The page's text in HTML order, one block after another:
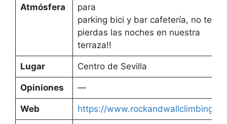
Atmósfera
para
parking bici y bar cafetería, no te
pierdas las noches en nuestra
terraza!!
Lugar Centro de Sevilla
Opiniones —
Web https://